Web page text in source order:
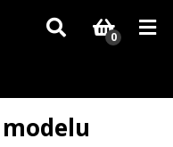
dílů, které nejsou skladem,
pochopení.
0